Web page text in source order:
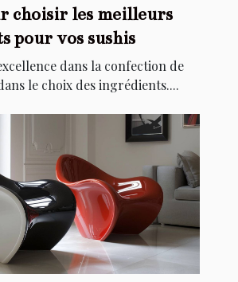
choisir les meilleurs
pour vos sushis
dans la confection de
le choix des ingrédients....